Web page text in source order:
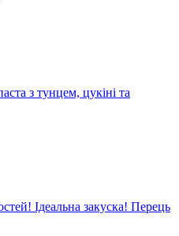
з тунцем, цукіні та
Ідеальна закуска! Перець